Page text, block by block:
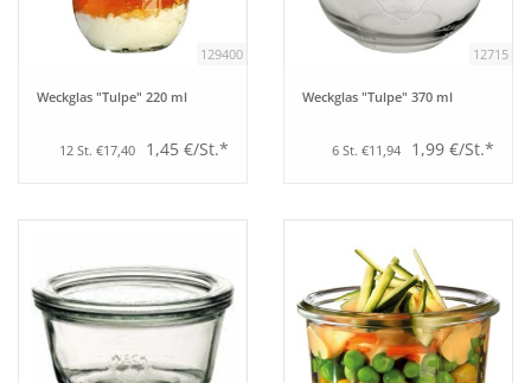
129400
Weckglas "Tulpe" 220 ml
12 St. €17,40 1,45 €/St.*
12715
Weckglas "Tulpe" 370 ml
6 St. €11,94 1,99 €/St.*